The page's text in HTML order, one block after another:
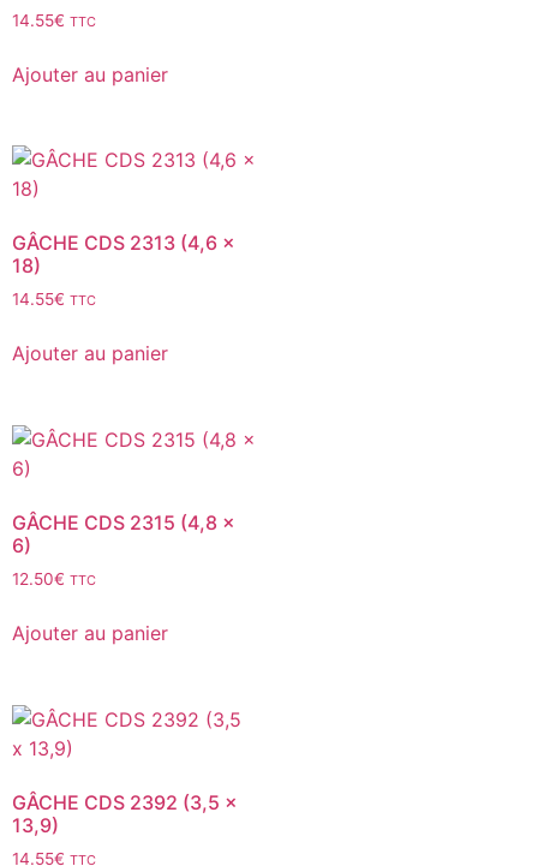
14.55€ TTC
Ajouter au panier
GÂCHE CDS 2313 (4,6 x
18)
14.55€ TTC
Ajouter au panier
GÂCHE CDS 2315 (4,8 x
6)
12.50€ TTC
Ajouter au panier
GÂCHE CDS 2392 (3,5 x
13,9)
14.55€ TTC